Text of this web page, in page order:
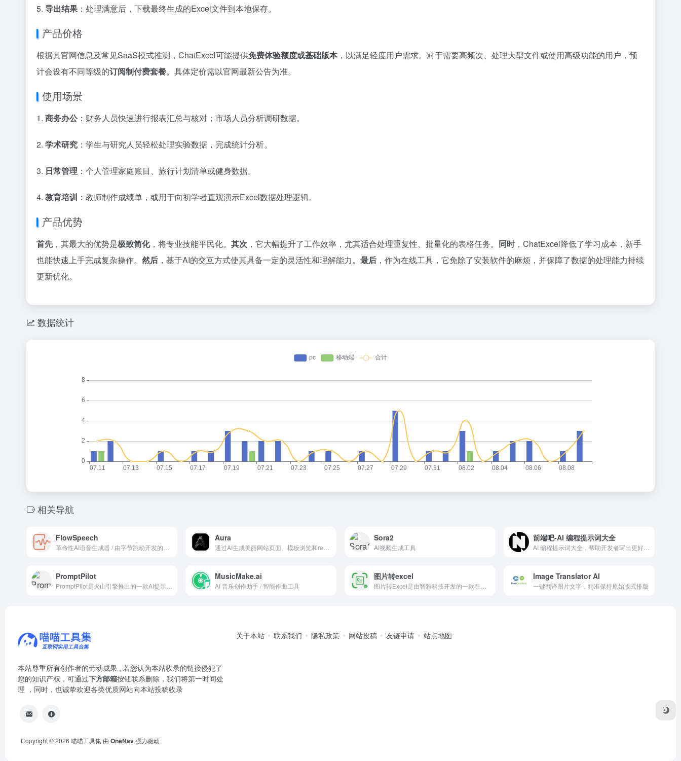
5. 导出结果 ：处理满意后，下载最终生成的Excel文件到本地保存。
产品价格
根据其官网信息及常见SaaS模式推测，ChatExcel可能提供免费体验额度或基础版本，以满足轻度用户需求。对于需要高频次、处理大型文件或使用高级功能的用户，预
计会设有不同等级的订阅制付费套餐。具体定价需以官网最新公告为准。
使用场景
1. 商务办公：财务人员快速进行报表汇总与核对；市场人员分析调研数据。
2. 学术研究 ：学生与研究人员轻松处理实验数据，完成统计分析。
3. 日常管理 ：个人管理家庭账目、旅行计划清单或健身数据。
4. 教育培训 ：教师制作成绩单，或用于向初学者直观演示Excel数据处理逻辑。
产品优势
首先，其最大的优势是极致简化，将专业技能平民化。 其次 ，它大幅提升了工作效率，尤其适合处理重复性、批量化的表格任务。 同时，ChatExcel降低了学习成本，新手
也能快速上手完成复杂操作。 然后 ，基于AI的交互方式使其具备一定的灵活性和理解能力。 最后 ，作为在线工具，它免除了安装软件的麻烦，并保障了数据的处理能力持续
更新优化。
数据统计
相关导航
FlowSpeech Aura Sora2
AI视频生成工具
前端吧-AI 编程提示词大全
PromptPilot MusicMake.ai
AI 音乐创作助手 / 智能作曲工具
图片转excel Image Translator AI
一键翻译图片文字，精准保持原始版式排版
本站尊重所有创作者的劳动成果 , 若您认为本站收录的链接侵犯了
您的知识产权，可通过下方邮箱按钮联系删除，我们将第一时间处
理 ，同时，也诚挚欢迎各类优质网站向本站投稿收录
关于本站 联系我们 隐私政策 网站投稿 友链申请 站点地图
Copyright © 2026 喵喵工具集 由 OneNav强力驱动